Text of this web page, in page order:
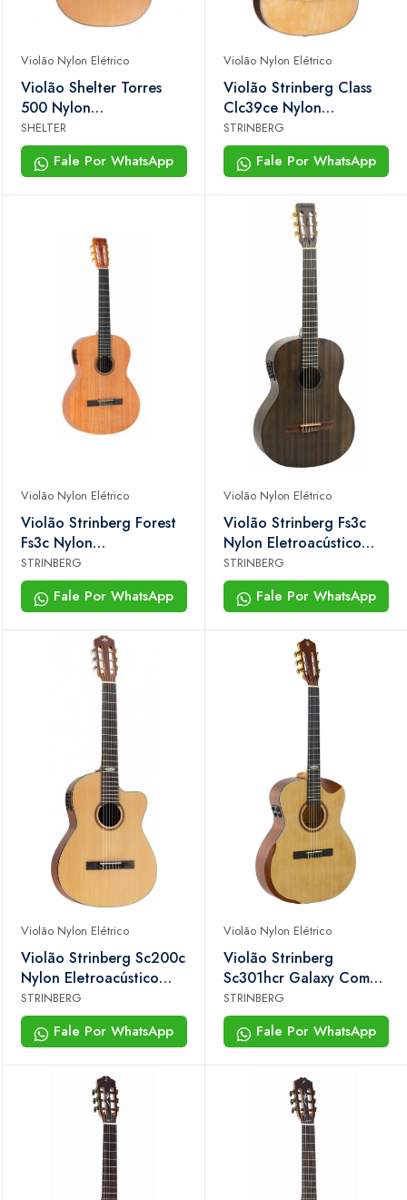
Violão Nylon Elétrico
Violão Shelter Torres
500 Nylon
Eletroacústico Natural
SHELTER
Fale Por WhatsApp
Violão Nylon Elétrico
Violão Strinberg Class
Clc39ce Nylon
Eletroacústico Natural
STRINBERG
Fale Por WhatsApp
Violão Nylon Elétrico
Violão Strinberg Forest
Fs3c Nylon
Eletroacústico
Mahogany
STRINBERG
Fale Por WhatsApp
Violão Nylon Elétrico
Violão Strinberg Fs3c
Nylon Eletroacústico
Tobacco Satin
STRINBERG
Fale Por WhatsApp
Violão Nylon Elétrico
Violão Strinberg Sc200c
Nylon Eletroacústico
Natural Brilho
STRINBERG
Fale Por WhatsApp
Violão Nylon Elétrico
Violão Strinberg
Sc301hcr Galaxy Com
Efeitos Nylon
Eletroacústico Natural
Satin Com Bag
STRINBERG
Fale Por WhatsApp